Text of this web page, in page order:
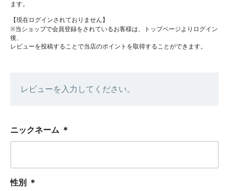
ます。
【現在ログインされておりません】
※当ショップで会員登録をされているお客様は、トップページよりログイン
後、
レビューを投稿することで当店のポイントを取得することができます。
レビューを入力してください。
ニックネーム ＊
性別 ＊